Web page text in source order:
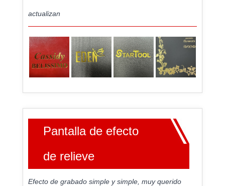
actualizan
Pantalla de efecto
de relieve
Efecto de grabado simple y simple, muy querido